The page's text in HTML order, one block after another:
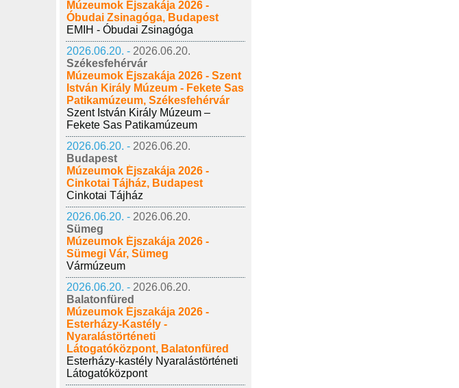
Múzeumok Éjszakája 2026 -
Óbudai Zsinagóga, Budapest
EMIH - Óbudai Zsinagóga
2026.06.20. - 2026.06.20.
Székesfehérvár
Múzeumok Éjszakája 2026 - Szent
István Király Múzeum - Fekete Sas
Patikamúzeum, Székesfehérvár
Szent István Király Múzeum –
Fekete Sas Patikamúzeum
2026.06.20. - 2026.06.20.
Budapest
Múzeumok Éjszakája 2026 -
Cinkotai Tájház, Budapest
Cinkotai Tájház
2026.06.20. - 2026.06.20.
Sümeg
Múzeumok Éjszakája 2026 -
Sümegi Vár, Sümeg
Vármúzeum
2026.06.20. - 2026.06.20.
Balatonfüred
Múzeumok Éjszakája 2026 -
Esterházy-Kastély -
Nyaralástörténeti
Látogatóközpont, Balatonfüred
Esterházy-kastély Nyaralástörténeti
Látogatóközpont